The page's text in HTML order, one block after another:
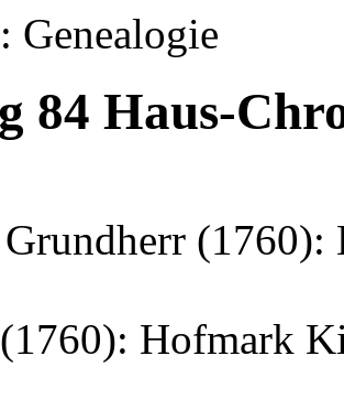
Genealogie
84 Haus-
Hofmark